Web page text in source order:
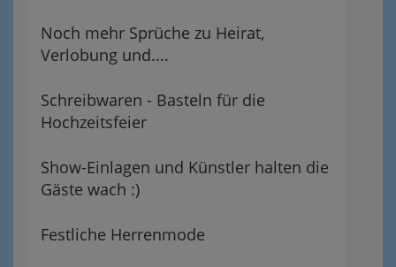
Noch mehr Sprüche zu Heirat,
Verlobung und....
Schreibwaren - Basteln für die
Hochzeitsfeier
Show-Einlagen und Künstler halten die
Gäste wach :)
Festliche Herrenmode